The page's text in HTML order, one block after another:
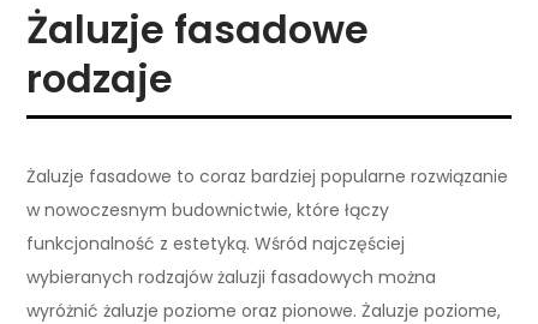
Żaluzje fasadowe
rodzaje
Żaluzje fasadowe to coraz bardziej popularne rozwiązanie
w nowoczesnym budownictwie, które łączy
funkcjonalność z estetyką. Wśród najczęściej
wybieranych rodzajów żaluzji fasadowych można
wyróżnić żaluzje poziome oraz pionowe. Żaluzje poziome,